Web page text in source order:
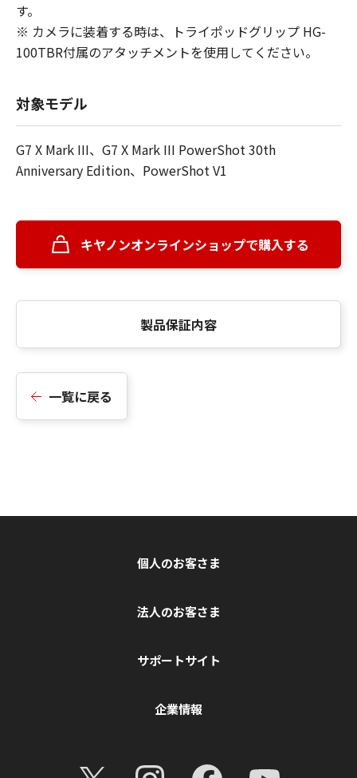
す。
※ カメラに装着する時は、トライポッドグリップ HG-
100TBR付属のアタッチメントを使用してください。
対象モデル
G7 X Mark III、G7 X Mark III PowerShot 30th
Anniversary Edition、PowerShot V1
キヤノンオンラインショップで購入する
製品保証内容
一覧に戻る
個人のお客さま
法人のお客さま
サポートサイト
企業情報